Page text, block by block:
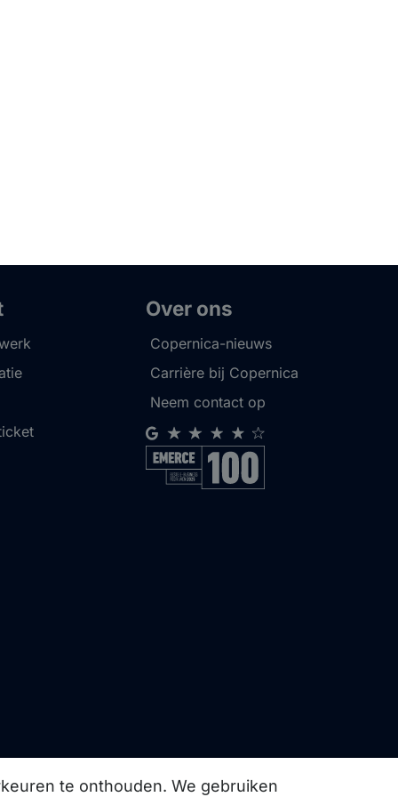
Over ons
Copernica-nieuws
Carrière bij Copernica
Neem contact op
te onthouden. We gebruiken